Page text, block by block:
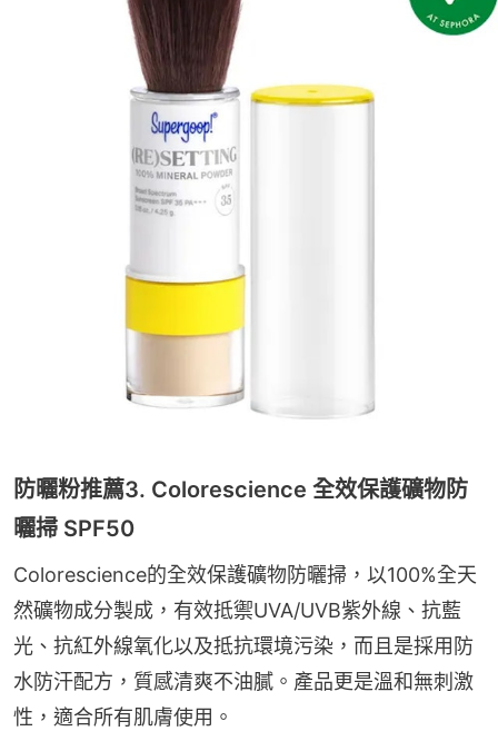
防曬粉推薦3. Colorescience 全效保護礦物防
曬掃 SPF50
Colorescience的全效保護礦物防曬掃，以100%全天
然礦物成分製成，有效抵禦UVA/UVB紫外線、抗藍
光、抗紅外線氧化以及抵抗環境污染，而且是採用防
水防汗配方，質感清爽不油膩。產品更是溫和無刺激
性，適合所有肌膚使用。